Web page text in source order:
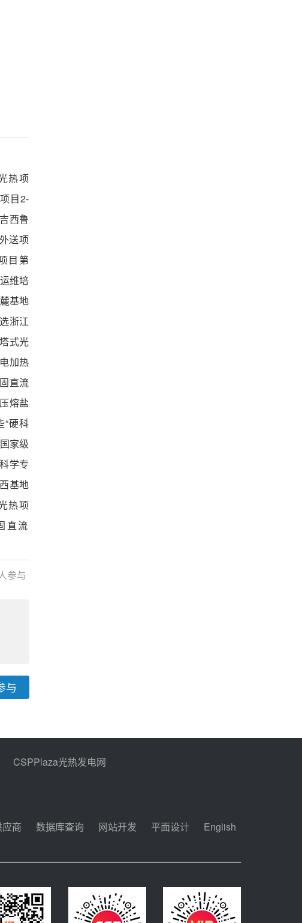
热项
目2-
西鲁
送项
目第
维培
基地
询服
浙江
式光
加热
直流
截止
熔盐
“硬科
家级
学专
基地
热项
直流
参与
与
CSPPlaza光热发电网
商 数据库查询 网站开发 平面设计 English